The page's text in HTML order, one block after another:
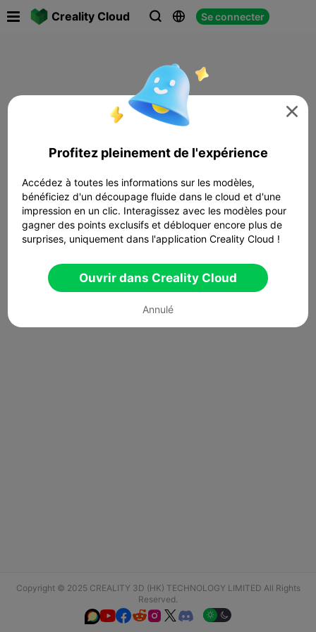
Creality Cloud   Se connecter
Copyright © 2025 CREALITY 3D (HK) TECHNOLOGY LIMITED All Rights
Reserved.
  

Profitez pleinement de l'expérience
Accédez à toutes les informations sur les modèles,
bénéficiez d'un découpage fluide dans le cloud et d'une
impression en un clic. Interagissez avec les modèles pour
gagner des points exclusifs et débloquer encore plus de
surprises, uniquement dans l'application Creality Cloud !
Ouvrir dans Creality Cloud
Annulé